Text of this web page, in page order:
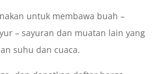
untuk membawa buah –
– sayuran dan muatan lain yang
suhu dan cuaca.